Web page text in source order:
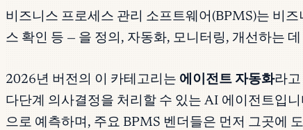
비즈니스 프로세스 관리 소프트웨어(BPMS)는 비
스 확인 등 — 을 정의, 자동화, 모니터링, 개선하는
2026년 버전의 이 카테고리는 에이전트 자동화라고
다단계 의사결정을 처리할 수 있는 AI 에이전트입
으로 예측하며, 주요 BPMS 벤더들은 먼저 그곳에